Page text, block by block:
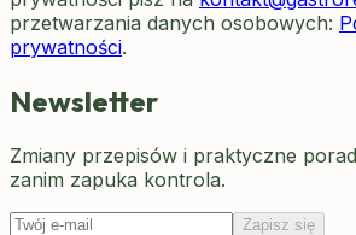
przetwarzania danych osobowych:
prywatności.
Newsletter
Zmiany przepisów i praktyczne
zanim zapuka kontrola.
Zapisz się